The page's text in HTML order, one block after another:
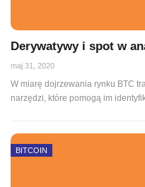
Derywatywy i spot w
maj 31, 2020
W miarę dojrzewania rynku BTC
narzędzi, które pomogą im
BITCOIN